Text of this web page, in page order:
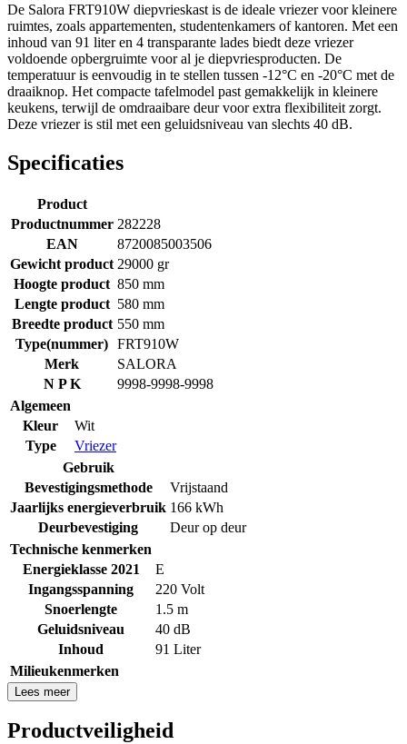
De Salora FRT910W diepvrieskast is de ideale vriezer voor kleinere
ruimtes, zoals appartementen, studentenkamers of kantoren. Met een
inhoud van 91 liter en 4 transparante lades biedt deze vriezer
voldoende opbergruimte voor al je diepvriesproducten. De
temperatuur is eenvoudig in te stellen tussen -12°C en -20°C met de
draaiknop. Het compacte tafelmodel past gemakkelijk in kleinere
keukens, terwijl de omdraaibare deur voor extra flexibiliteit zorgt.
Deze vriezer is stil met een geluidsniveau van slechts 40 dB.
Specificaties
Product
Productnummer 282228
EAN
8720085003506
Gewicht product 29000 gr
Hoogte product 850 mm
Lengte product 580 mm
Breedte product 550 mm
Type(nummer) FRT910W
Merk
SALORA
N P K
9998-9998-9998
Algemeen
Kleur
Wit
Type
Vriezer
Gebruik
Bevestigingsmethode
Vrijstaand
Jaarlijks energieverbruik 166 kWh
Deurbevestiging
Deur op deur
Technische kenmerken
Energieklasse 2021
E
Ingangsspanning
220 Volt
Snoerlengte
1.5 m
Geluidsniveau
40 dB
Inhoud
91 Liter
Milieukenmerken
Lees meer
Productveiligheid